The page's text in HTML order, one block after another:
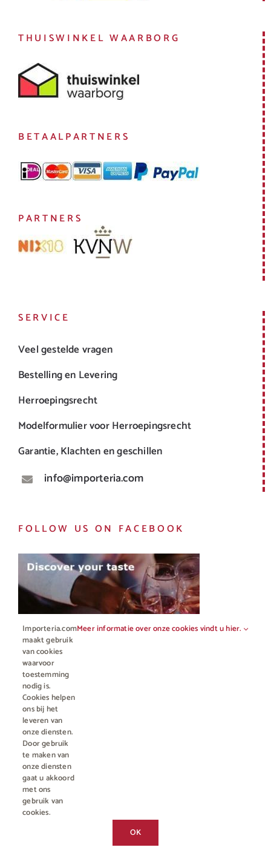
THUISWINKEL WAARBORG
BETAALPARTNERS
PARTNERS
SERVICE
Veel gestelde vragen
Bestelling en Levering
Herroepingsrecht
Modelformulier voor Herroepingsrecht
Garantie, Klachten en geschillen
info@importeria.com
FOLLOW US ON FACEBOOK
ZAKELIJK
Horeca en Gastronomie
Importeria.com
maakt gebruik
van cookies
waarvoor
toestemming
nodig is.
Cookies helpen
ons bij het
leveren van
onze diensten.
Door gebruik
te maken van
onze diensten
gaat u akkoord
met ons
gebruik van
cookies.
Meer informatie over onze cookies vindt u hier.
OK